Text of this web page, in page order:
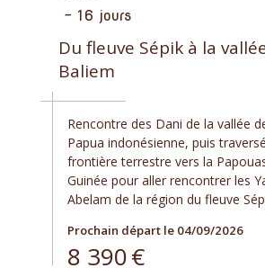
- 16 jours
Du fleuve Sépik à la
Baliem
Rencontre des Dani de la vallée
Papua indonésienne, puis
frontière terrestre vers la
Guinée pour aller rencontrer les
Abelam de la région du fleuve
Prochain départ le 04/09/2026
8 390€